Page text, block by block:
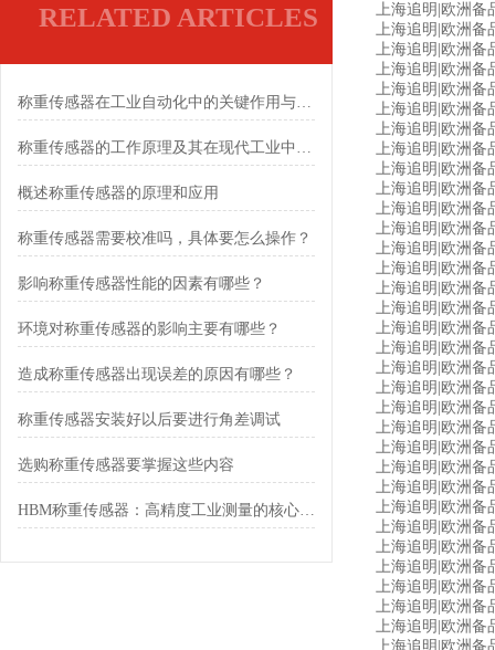
RELATED ARTICLES
称重传感器在工业自动化中的关键作用与应用
称重传感器的工作原理及其在现代工业中的应用
概述称重传感器的原理和应用
称重传感器需要校准吗，具体要怎么操作？
影响称重传感器性能的因素有哪些？
环境对称重传感器的影响主要有哪些？
造成称重传感器出现误差的原因有哪些？
称重传感器安装好以后要进行角差调试
选购称重传感器要掌握这些内容
HBM称重传感器：高精度工业测量的核心元件
上海追明|欧洲备
上海追明|欧洲备
上海追明|欧洲备
上海追明|欧洲备
上海追明|欧洲备
上海追明|欧洲备
上海追明|欧洲备
上海追明|欧洲备
上海追明|欧洲备
上海追明|欧洲备
上海追明|欧洲备
上海追明|欧洲备
上海追明|欧洲备
上海追明|欧洲备
上海追明|欧洲备
上海追明|欧洲备
上海追明|欧洲备
上海追明|欧洲备
上海追明|欧洲备
上海追明|欧洲备
上海追明|欧洲备
上海追明|欧洲备
上海追明|欧洲备
上海追明|欧洲备
上海追明|欧洲备
上海追明|欧洲备
上海追明|欧洲备
上海追明|欧洲备
上海追明|欧洲备
上海追明|欧洲备
上海追明|欧洲备
上海追明|欧洲备
上海追明|欧洲